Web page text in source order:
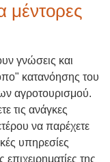
μέντορες
γνώσεις και
κατανόησης του
αγροτουρισμού.
τις ανάγκες
να παρέχετε
υπηρεσίες
της